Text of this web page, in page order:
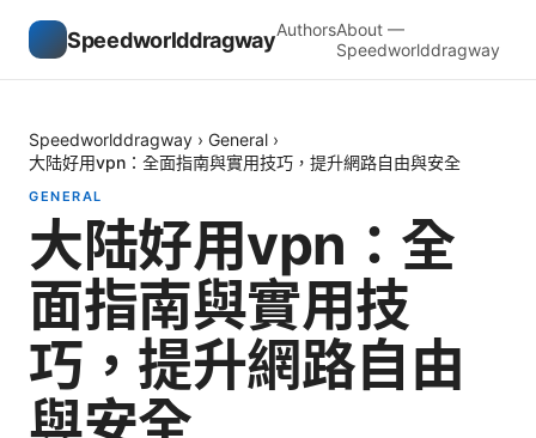
SpeedworlddragwayAuthorsAbout —
Speedworlddragway
Speedworlddragway › General ›
大陆好用vpn：全面指南與實用技巧，提升網路自由與安全
GENERAL
大陆好用vpn：全
面指南與實用技
巧，提升網路自由
與安全